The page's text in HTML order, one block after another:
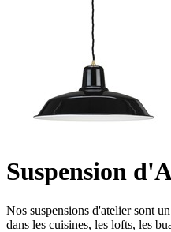
Suspension
Nos suspensions d'atelier sont
dans les cuisines, les lofts, les